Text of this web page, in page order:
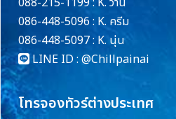
086-448-5096 : K. ครีม
086-448-5097 : K. นุ่น
LINE ID : @Chillpainai
โทรจองทัวร์ต่างประเทศ